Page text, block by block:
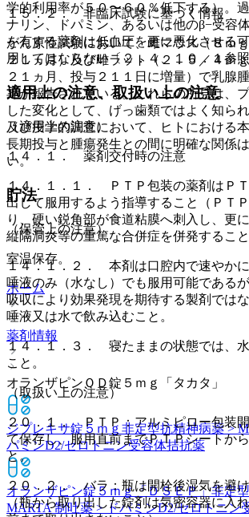
１５．２． 非臨床試験に基づく情報
がん原性試験において、雌マウス（８ｍ
２１ヵ月）及び雌ラット（２．５／４ｍ
２１ヵ月、投与２１１日に増量）で乳腺
昇が報告されている。これらの所見は、
した変化として、げっ歯類ではよく知ら
及び疫学的調査において、ヒトにおける
長期投与と腫瘍発生との間に明確な関係
い。
貯法
（保管上の注意）
室温保存。
ホーム
薬剤情報
オランザピンＯＤ錠５ｍｇ「タカタ」
ジプレキサ錠５ｍｇ 非定型抗精神病薬 >
パミンD2/セロトニン受容体拮抗薬
オランザピン錠５ｍｇ「ＤＳＥＰ」非定
MARTA 制吐薬 > ドパミンD2/セロトニン
学的利用率が５０〜６０％低下する）。
ナリン、ドパミン、あるいは他のβ−受容
を有する薬剤は低血圧を更に悪化させる
用してはならない〔２．４、１０．１参照
適用上の注意、取扱い上の注意
（適用上の注意）
１４．１． 薬剤交付時の注意
１４．１．１． ＰＴＰ包装の薬剤はＰ
出して服用するよう指導すること（ＰＴ
り、硬い鋭角部が食道粘膜へ刺入し、更
縦隔洞炎等の重篤な合併症を併発すること
１４．１．２． 本剤は口腔内で速やか
唾液のみ（水なし）でも服用可能である
吸収により効果発現を期待する製剤では
唾液又は水で飲み込むこと。
１４．１．３． 寝たままの状態では、
こと。
（取扱い上の注意）
２０．１． ＰＴＰ：アルミピロー包装
て保存し、服用直前までＰＴＰシートか
と。
２０．２． バラ：瓶は開栓後湿気を避
（瓶から取り出した錠剤は気密容器に入